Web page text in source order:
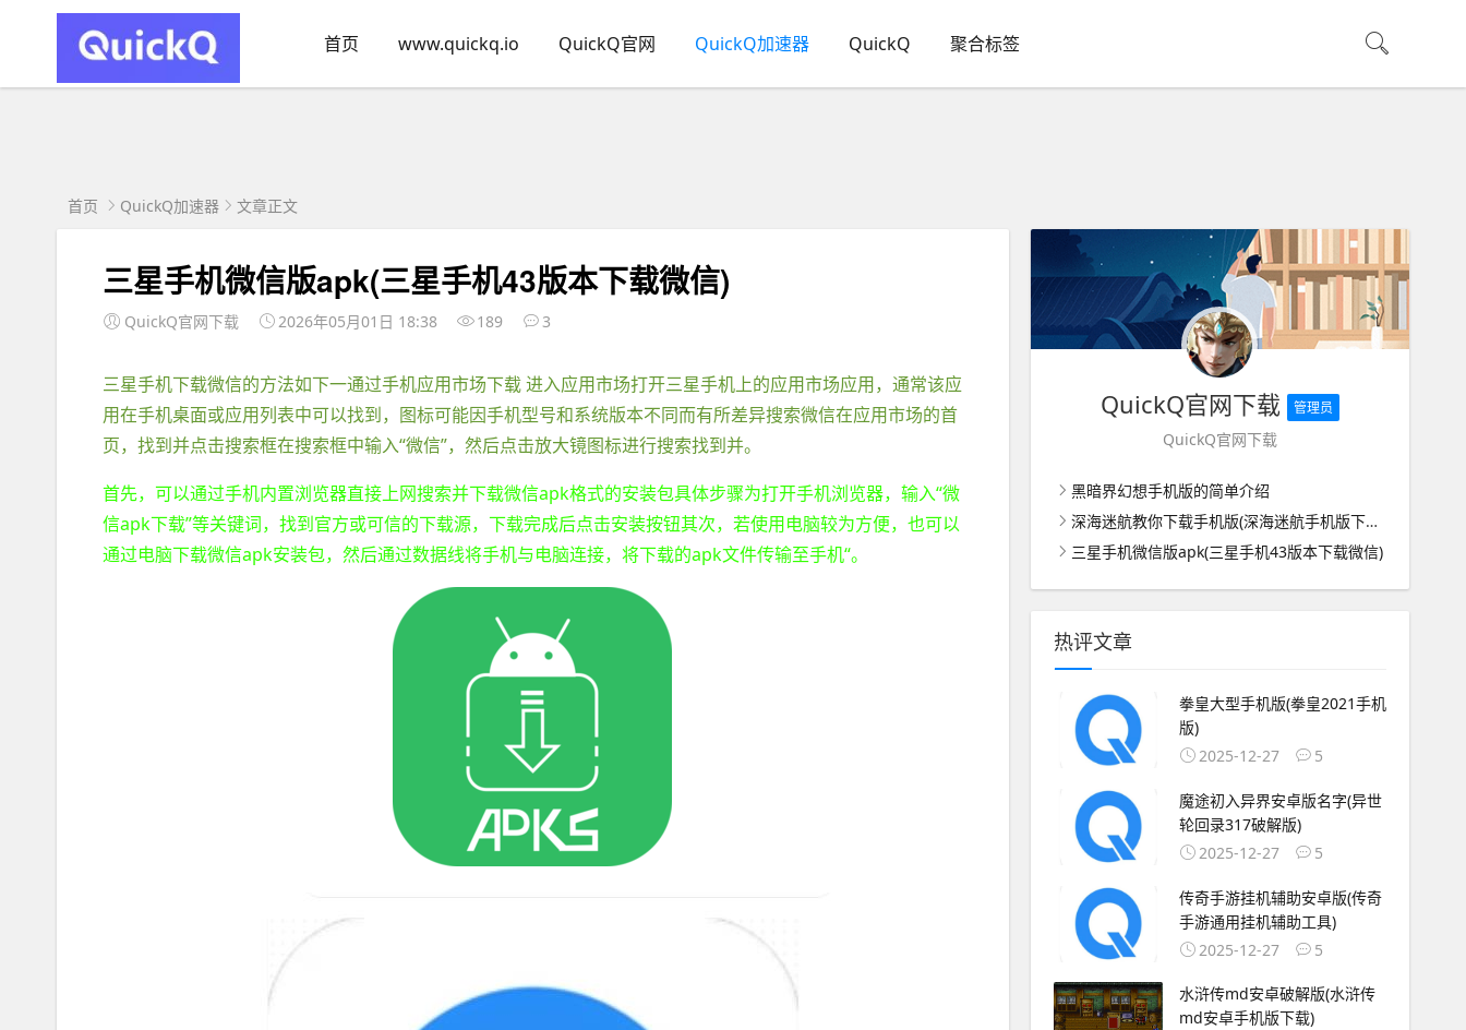
首页 www.quickq.io QuickQ官网 QuickQ加速器 QuickQ 聚合标签
首页 QuickQ加速器 文章正文
三星手机微信版apk(三星手机43版本下载微信)
QuickQ官网下载 2026年05月01日 18:38 189 3
三星手机下载微信的方法如下一通过手机应用市场下载 进入应用市场打开三星手机上的应用市场应用，通常该应
用在手机桌面或应用列表中可以找到，图标可能因手机型号和系统版本不同而有所差异搜索微信在应用市场的首
页，找到并点击搜索框在搜索框中输入“微信”，然后点击放大镜图标进行搜索找到并。
首先，可以通过手机内置浏览器直接上网搜索并下载微信apk格式的安装包具体步骤为打开手机浏览器，输入“微
信apk下载”等关键词，找到官方或可信的下载源，下载完成后点击安装按钮其次，若使用电脑较为方便，也可以
通过电脑下载微信apk安装包，然后通过数据线将手机与电脑连接，将下载的apk文件传输至手机“。
QuickQ官网下载 管理员
QuickQ官网下载
黑暗界幻想手机版的简单介绍
深海迷航教你下载手机版(深海迷航手机版下载教学视频)
三星手机微信版apk(三星手机43版本下载微信)
热评文章
拳皇大型手机版(拳皇2021手机
版)
2025-12-27
5
魔途初入异界安卓版名字(异世
轮回录317破解版)
2025-12-27
5
传奇手游挂机辅助安卓版(传奇
手游通用挂机辅助工具)
2025-12-27
5
水浒传md安卓破解版(水浒传
md安卓手机版下载)